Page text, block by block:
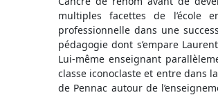
multiples facettes de l’école
professionnelle dans une
pédagogie dont s’empare
Lui-même enseignant
classe iconoclaste et entre dans
de Pennac autour de